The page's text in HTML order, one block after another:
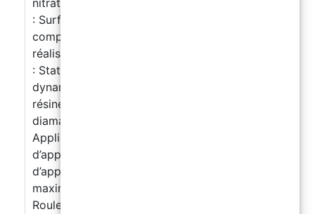
nitrates. Préparation du support : Béton
: Surface propre, stable, sans substances
compromettant l’adhérence. Réparations à
réaliser avec des mortiers adaptés. Fissures
: Statique à sceller avec MAGELSTIC ;
dynamique à évaluer sur site. Revêtements en
résine : Ponçage mécanique avec disques
diamantés et nettoyage avant application.
Application : Température minimale
d’application : +10°C Température maximale
d’application : +35°C Humidité relative
maximale : 80% Méthode d’application :
Rouleau à poils courts ou pulvérisation, en